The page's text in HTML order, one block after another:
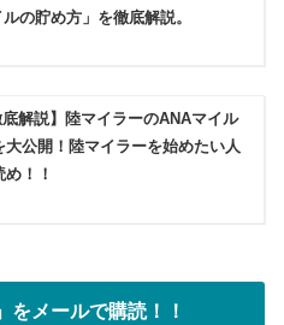
の貯め方」を徹底解説。
底解説】陸マイラーのANAマイル
大公開！陸マイラーを始めたい人
！！
をメールで購読！！